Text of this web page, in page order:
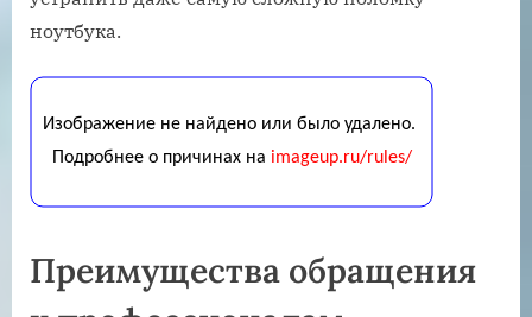
ноутбука.
Преимущества обращения